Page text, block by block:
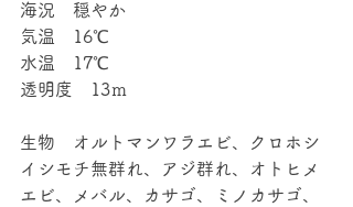
海況　穏やか
気温　16℃
水温　17℃
透明度　13ｍ
生物　オルトマンワラエビ、クロホシ
イシモチ無群れ、アジ群れ、オトヒメ
エビ、メバル、カサゴ、ミノカサゴ、